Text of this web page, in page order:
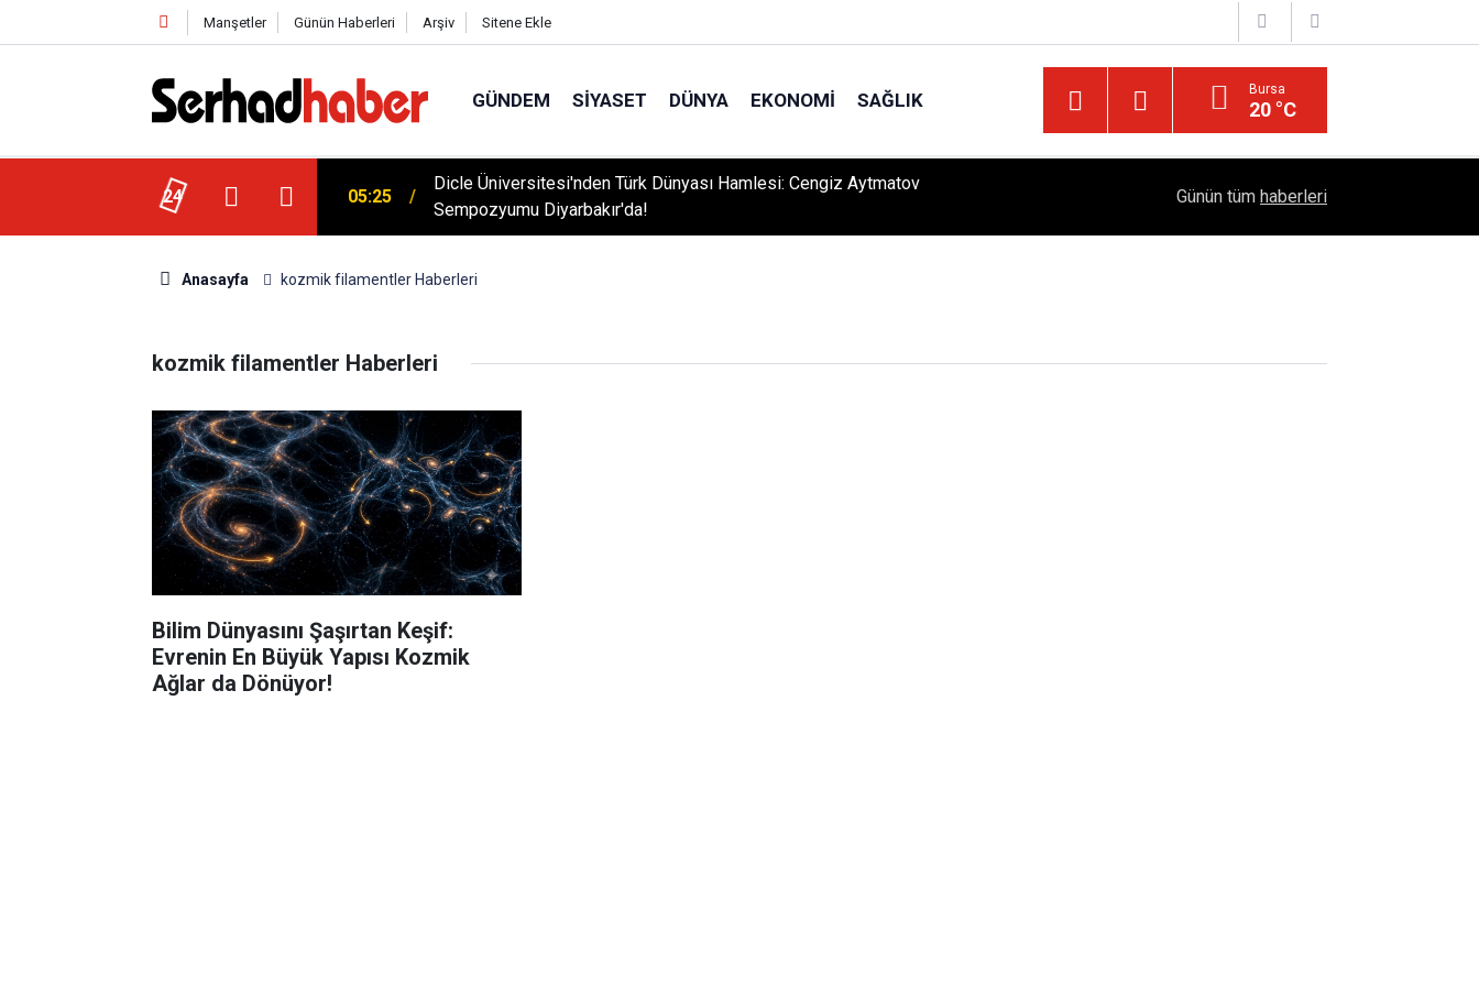
Manşetler Günün Haberleri Arşiv Sitene Ekle
GÜNDEM SIYASET DÜNYA EKONOMI SAĞLIK Bursa
20 °C
24
Düşük Kalorili Multi-Fiber İçecek Tozu 05:25
Dicle Üniversitesi'nden Türk Dünyası Hamlesi: Cengiz Aytmatov
Sempozyumu Diyarbakır'da!
Günün tüm haberleri
Anasayfa kozmik filamentler Haberleri
kozmik filamentler Haberleri
Bilim Dünyasını Şaşırtan Keşif:
Evrenin En Büyük Yapısı Kozmik
Ağlar da Dönüyor!